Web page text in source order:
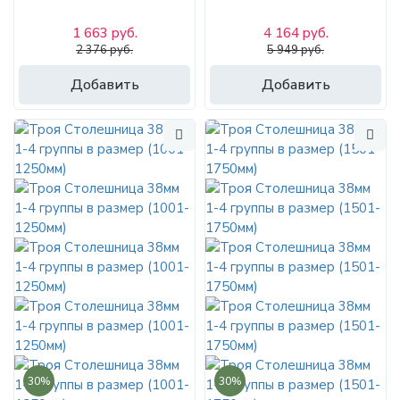
Добавить
1 663 руб.
2 376 руб.
Добавить
4 164 руб.
5 949 руб.
30% 30%